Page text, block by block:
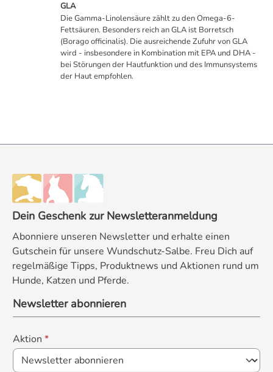
GLA
Die Gamma-Linolensäure zählt zu den Omega-6-
Fettsäuren. Besonders reich an GLA ist Borretsch
(Borago officinalis). Die ausreichende Zufuhr von GLA
wird - insbesondere in Kombination mit EPA und DHA -
bei Störungen der Hautfunktion und des Immunsystems
der Haut empfohlen.
Dein Geschenk zur Newsletteranmeldung
Abonniere unseren Newsletter und erhalte einen
Gutschein für unsere Wundschutz-Salbe. Freu Dich auf
regelmäßige Tipps, Produktnews und Aktionen rund um
Hunde, Katzen und Pferde.
Newsletter abonnieren
Aktion *